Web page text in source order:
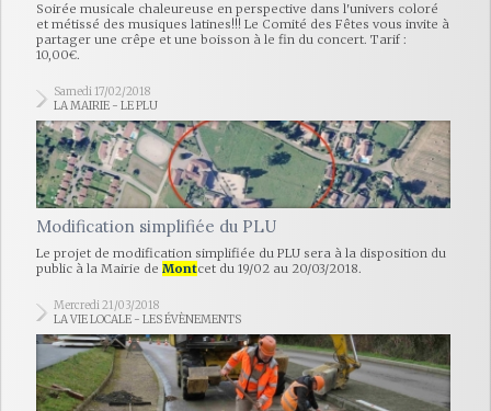
Soirée musicale chaleureuse en perspective dans l'univers coloré
et métissé des musiques latines!!! Le Comité des Fêtes vous invite à
partager une crêpe et une boisson à le fin du concert. Tarif :
10,00€.
Samedi 17/02/2018
LA MAIRIE - LE PLU
Modification simplifiée du PLU
Le projet de modification simplifiée du PLU sera à la disposition du
public à la Mairie de Montcet du 19/02 au 20/03/2018.
Mercredi 21/03/2018
LA VIE LOCALE - LES ÉVÈNEMENTS